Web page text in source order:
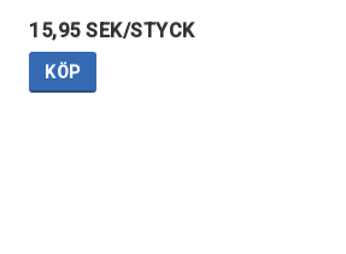
15,95 SEK/STYCK
KÖP